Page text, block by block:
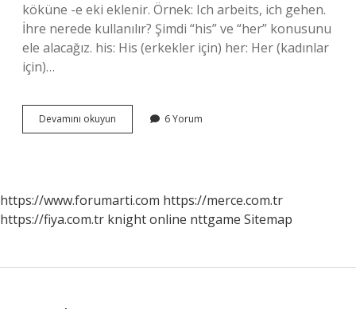
köküne -e eki eklenir. Örnek: Ich arbeits, ich gehen.
İhre nerede kullanılır? Şimdi “his” ve “her” konusunu
ele alacağız. his: His (erkekler için) her: Her (kadınlar
için)…
Devamını okuyun
Hangi
6 Yorum
https://www.forumarti.com https://merce.com.tr
https://fiya.com.tr knight online nttgame Sitemap